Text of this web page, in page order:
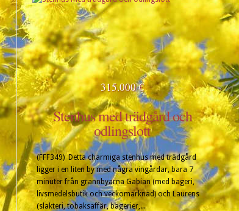
315.000 €
Stenhus med trädgård och
odlingslott
(FFF349) Detta charmiga stenhus med trädgård
ligger i en liten by med några vingårdar, bara 7
minuter från grannbyarna Gabian (med bageri,
livsmedelsbutik och veckomarknad) och Laurens
(slakteri, tobaksaffär, bagerier,...